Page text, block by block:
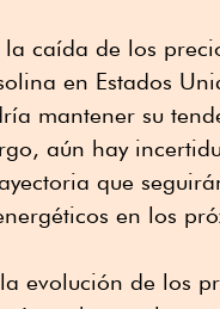
la caída de los
en Estados
mantener su
aún hay
que
en los
evolución de los